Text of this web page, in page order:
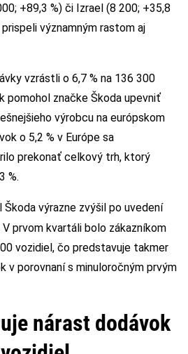
+89,3 %) či Izrael (8 200; +35,8
významným rastom aj
vzrástli o 6,7 % na 136 300
pomohol značke Škoda upevniť
výrobcu na európskom
o 5,2 % v Európe sa
prekonať celkový trh, ktorý
%.
Škoda výrazne zvýšil po uvedení
V prvom kvartáli bolo zákazníkom
vozidiel, čo predstavuje takmer
v porovnaní s minuloročným prvým
nárast dodávok